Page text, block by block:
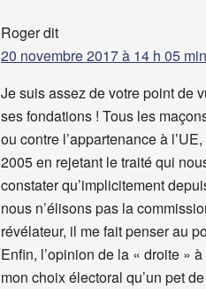
Rogerdit
20 novembre 2017 à 14 h 05 min
Je suis assez de votre point de
ses fondations ! Tous les
ou contre l’appartenance à
2005 en rejetant le traité qui
constater qu’implicitement
nous n’élisons pas la
révélateur, il me fait penser au
Enfin, l’opinion de la « droite »
mon choix électoral qu’un pet